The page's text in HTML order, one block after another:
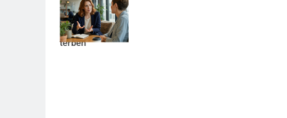
fényes
coworking
térben